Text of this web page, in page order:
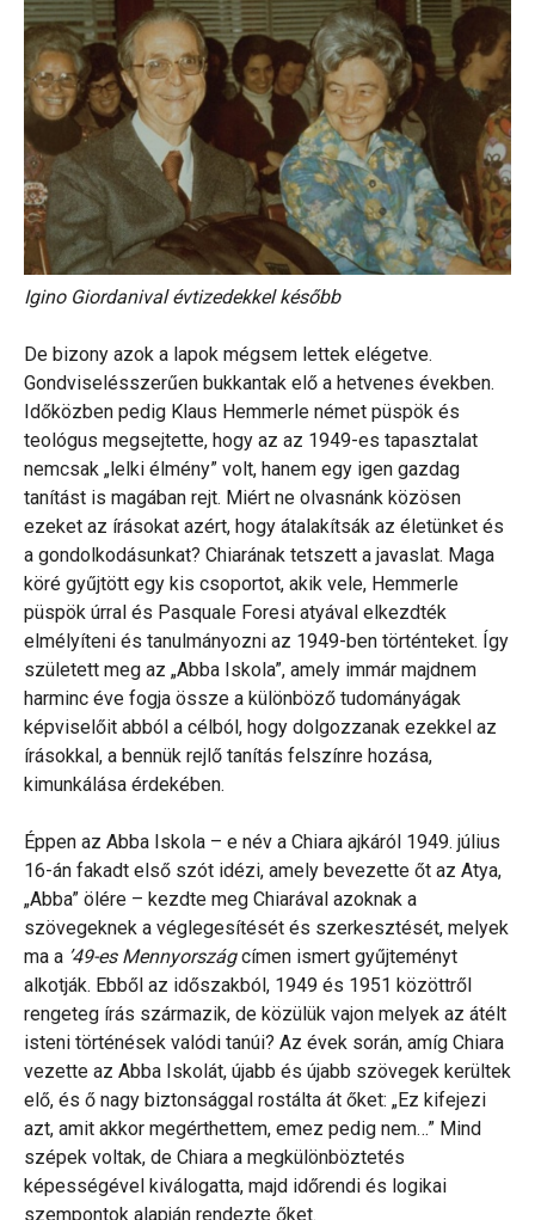
Igino Giordanival évtizedekkel később
De bizony azok a lapok mégsem lettek elégetve.
Gondviselésszerűen bukkantak elő a hetvenes években.
Időközben pedig Klaus Hemmerle német püspök és
teológus megsejtette, hogy az az 1949-es tapasztalat
nemcsak „lelki élmény” volt, hanem egy igen gazdag
tanítást is magában rejt. Miért ne olvasnánk közösen
ezeket az írásokat azért, hogy átalakítsák az életünket és
a gondolkodásunkat? Chiarának tetszett a javaslat. Maga
köré gyűjtött egy kis csoportot, akik vele, Hemmerle
püspök úrral és Pasquale Foresi atyával elkezdték
elmélyíteni és tanulmányozni az 1949-ben történteket. Így
született meg az „Abba Iskola”, amely immár majdnem
harminc éve fogja össze a különböző tudományágak
képviselőit abból a célból, hogy dolgozzanak ezekkel az
írásokkal, a bennük rejlő tanítás felszínre hozása,
kimunkálása érdekében.
Éppen az Abba Iskola – e név a Chiara ajkáról 1949. július
16-án fakadt első szót idézi, amely bevezette őt az Atya,
„Abba” ölére – kezdte meg Chiarával azoknak a
szövegeknek a véglegesítését és szerkesztését, melyek
ma a ’49-es Mennyországcímen ismert gyűjteményt
alkotják. Ebből az időszakból, 1949 és 1951 közöttről
rengeteg írás származik, de közülük vajon melyek az átélt
isteni történések valódi tanúi? Az évek során, amíg Chiara
vezette az Abba Iskolát, újabb és újabb szövegek kerültek
elő, és ő nagy biztonsággal rostálta át őket: „Ez kifejezi
azt, amit akkor megérthettem, emez pedig nem…” Mind
szépek voltak, de Chiara a megkülönböztetés
képességével kiválogatta, majd időrendi és logikai
szempontok alapján rendezte őket.